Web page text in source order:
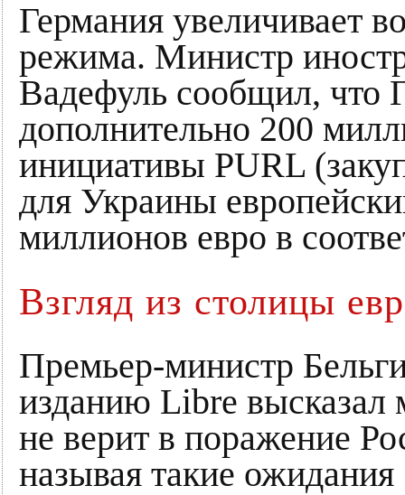
Германия увеличивает
режима. Министр
Вадефуль сообщил, что
дополнительно 200
инициативы PURL
для Украины
миллионов евро в
Взгляд из столицы
Премьер-министр
изданию Libre высказал
не верит в поражение
называя такие